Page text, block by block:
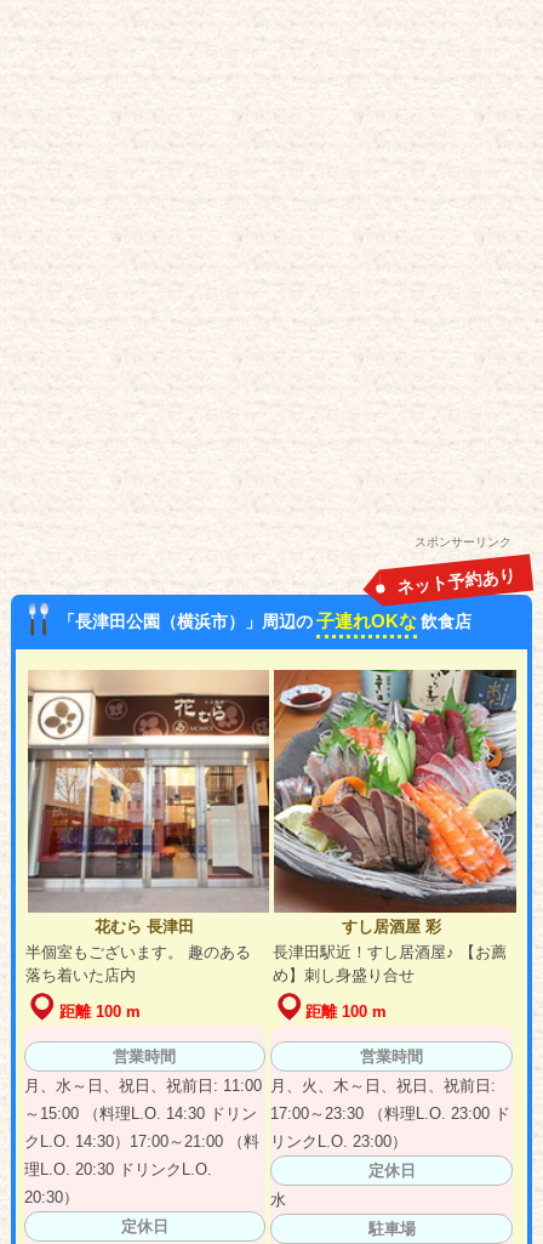
スポンサーリンク
「長津田公園（横浜市）」周辺の子連れOKな 飲食店
ネット予約あり
花むら 長津田
半個室もございます。 趣のある
落ち着いた店内
距離 100 m
営業時間
月、水～日、祝日、祝前日: 11:00
～15:00 （料理L.O. 14:30 ドリン
クL.O. 14:30）17:00～21:00 （料
理L.O. 20:30 ドリンクL.O.
20:30）
定休日
すし居酒屋 彩
長津田駅近！すし居酒屋♪ 【お薦
め】刺し身盛り合せ
距離 100 m
営業時間
月、火、木～日、祝日、祝前日:
17:00～23:30 （料理L.O. 23:00 ド
リンクL.O. 23:00）
定休日
水
駐車場